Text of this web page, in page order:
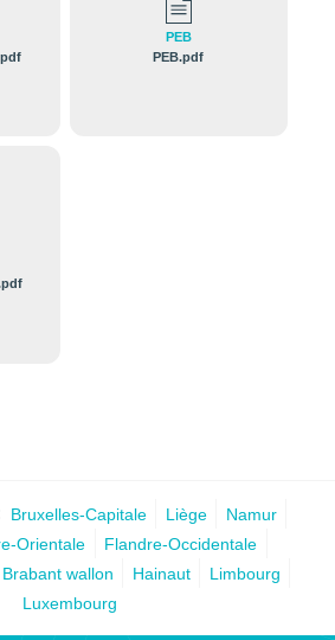
PEB
PEB.pdf
Bruxelles-Capitale Liège
Namur
Orientale
Flandre-Occidentale
Brabant wallon Hainaut
Limbourg
Luxembourg